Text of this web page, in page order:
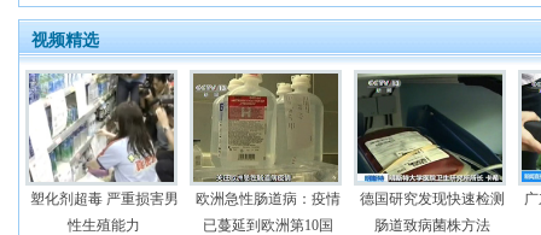
视频精选
塑化剂超毒 严重损害男
性生殖能力
欧洲急性肠道病：疫情
已蔓延到欧洲第10国
德国研究发现快速检测
肠道致病菌株方法